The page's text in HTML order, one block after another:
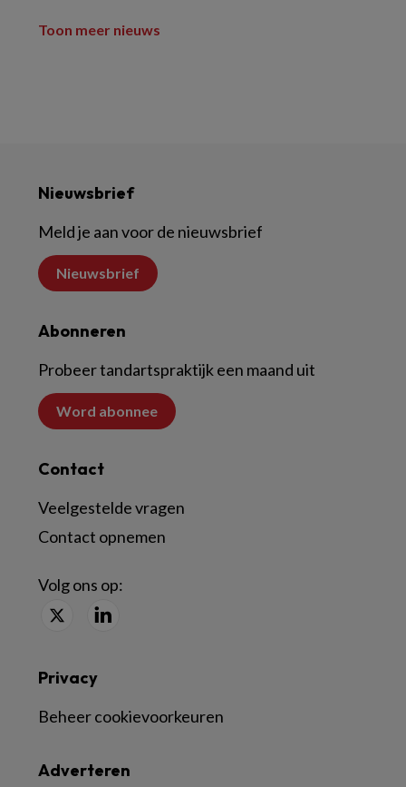
Toon meer nieuws
Nieuwsbrief
Meld je aan voor de nieuwsbrief
Nieuwsbrief
Abonneren
Probeer tandartspraktijk een maand uit
Word abonnee
Contact
Veelgestelde vragen
Contact opnemen
Volg ons op:
Adverteren
Privacy
Beheer cookievoorkeuren